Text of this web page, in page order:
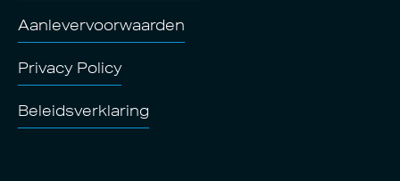
Aanlevervoorwaarden
Privacy Policy
Beleidsverklaring